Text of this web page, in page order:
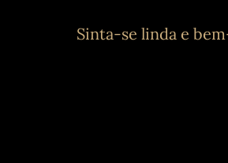
Sinta-se linda e